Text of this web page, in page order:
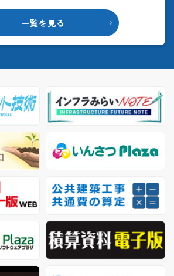
一覧を見る